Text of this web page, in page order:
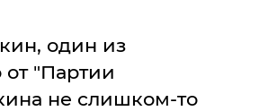
один из
от "Партии
не слишком-то